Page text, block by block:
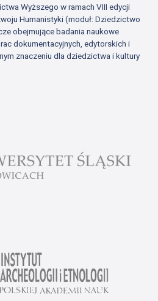
Wyższego w ramach VIII edycji
Humanistyki (moduł: Dziedzictwo
obejmujące badania naukowe
dokumentacyjnych, edytorskich i
znaczeniu dla dziedzictwa i kultury